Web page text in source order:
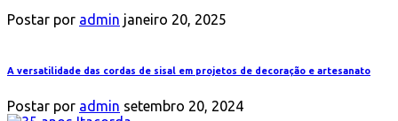
Postar por admin janeiro 20, 2025
A versatilidade das cordas de sisal em projetos de decoração e artesanato
Postar por admin setembro 20, 2024